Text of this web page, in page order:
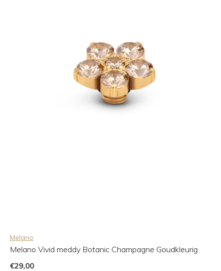
Melano
Melano Vivid meddy Botanic Champagne Goudkleurig
€29,00